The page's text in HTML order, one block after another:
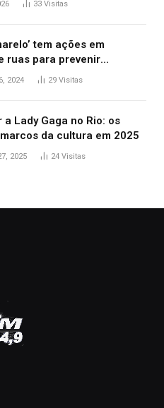
33 Visitas
tem ações em
ruas para prevenir
no trânsito no AP
2024 29 Visitas
a Lady Gaga no Rio: os
da cultura em 2025
2025 24 Visitas